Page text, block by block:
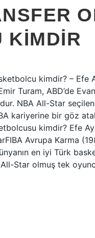
KIMDIR
kimdir? – Efe
Turam, ABD’de
NBA All-Star
kariyerine bir göz
kimdir? Efe
Avrupa Karma
en iyi Türk
Star olmuş tek